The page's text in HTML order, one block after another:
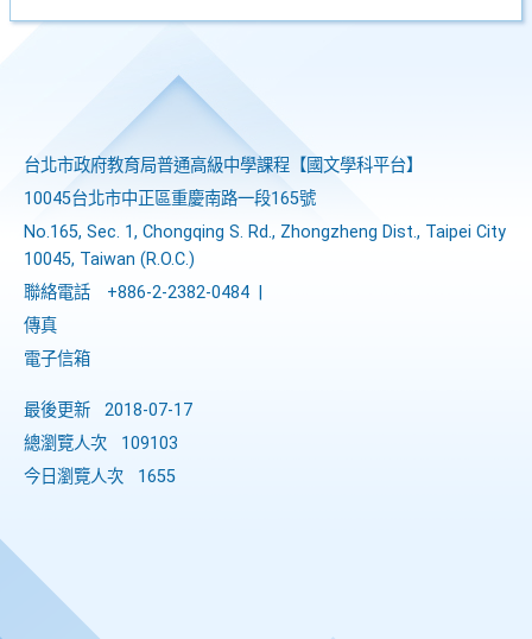
台北市政府教育局普通高級中學課程​【​國文學科平台】
10045台北市中正區重慶南路一段165號
No.165, Sec. 1, Chongqing S. Rd., Zhongzheng Dist., Taipei City
10045, Taiwan (R.O.C.)
聯絡電話
+886-2-2382-0484
傳真
電子信箱
最後更新
2018-07-17
總瀏覽人次
109103
今日瀏覽人次
1655